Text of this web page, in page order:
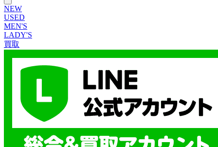
NEW
USED
MEN'S
LADY'S
買取